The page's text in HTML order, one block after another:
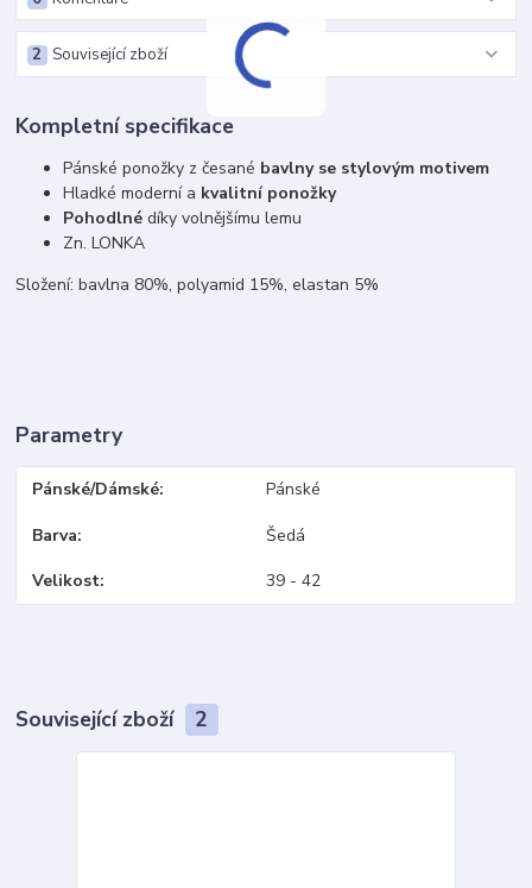
Související zboží
2
Kompletní specifikace
Pánské ponožky z česané bavlny se stylovým motivem
Hladké moderní a kvalitní ponožky
Pohodlné díky volnějšímu lemu
Zn. LONKA
Složení: bavlna 80%, polyamid 15%, elastan 5%
Parametry
Pánské/Dámské Pánské
Barva Šedá
Velikost 39 - 42
Související zboží 2